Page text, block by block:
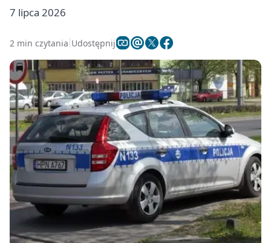
7 lipca 2026
2 min czytania Udostępnij